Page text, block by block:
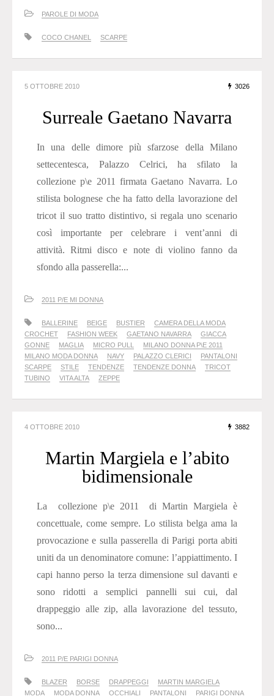
PAROLE DI MODA
COCO CHANEL SCARPE
5 OTTOBRE 2010 3026
Surreale Gaetano Navarra
In una delle dimore più sfarzose della Milano
settecentesca, Palazzo Celrici, ha sfilato la
collezione p\e 2011 firmata Gaetano Navarra. Lo
stilista bolognese che ha fatto della lavorazione del
tricot il suo tratto distintivo, si regala uno scenario
così importante per celebrare i vent’anni di
attività. Ritmi disco e note di violino fanno da
sfondo alla passerella:...
2011 P/E MI DONNA
BALLERINE BEIGE BUSTIER
CAMERA DELLA MODA
CROCHET
FASHION WEEK GAETANO NAVARRA
GIACCA
GONNE
MAGLIA MICRO PULL
MILANO DONNA P\E 2011
MILANO MODA DONNA
NAVY PALAZZO CLERICI
PANTALONI
SCARPE
STILE TENDENZE TENDENZE DONNA
TRICOT
TUBINO
VITA ALTA ZEPPE
4 OTTOBRE 2010 3882
Martin Margiela e l’abito
bidimensionale
La collezione p\e 2011 di Martin Margiela è
concettuale, come sempre. Lo stilista belga ama la
provocazione e sulla passerella di Parigi porta abiti
uniti da un denominatore comune: l’appiattimento. I
capi hanno perso la terza dimensione sul davanti e
sono ridotti a semplici pannelli sui cui, dal
drappeggio alle zip, alla lavorazione del tessuto,
sono...
2011 P/E PARIGI DONNA
BLAZER BORSE DRAPPEGGI
MARTIN MARGIELA
MODA
MODA DONNA OCCHIALI PANTALONI
PARIGI DONNA